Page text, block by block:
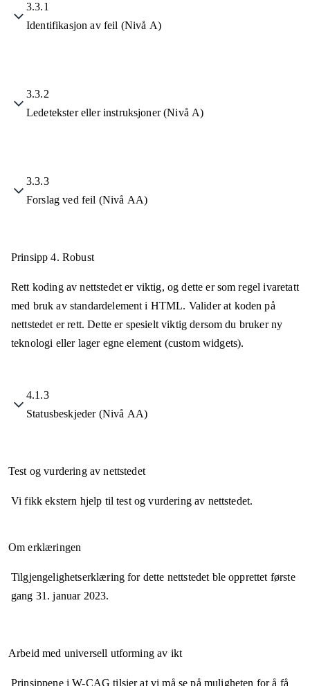
3.3.1
Identifikasjon av feil (Nivå A)
3.3.2
Ledetekster eller instruksjoner (Nivå A)
3.3.3
Forslag ved feil (Nivå AA)
Prinsipp 4. Robust
Rett koding av nettstedet er viktig, og dette er som regel ivaretatt
med bruk av standardelement i HTML. Valider at koden på
nettstedet er rett. Dette er spesielt viktig dersom du bruker ny
teknologi eller lager egne element (custom widgets).
4.1.3
Statusbeskjeder (Nivå AA)
Test og vurdering av nettstedet
Vi fikk ekstern hjelp til test og vurdering av nettstedet.
Om erklæringen
Tilgjengelighetserklæring for dette nettstedet ble opprettet første
gang 31. januar 2023.
Arbeid med universell utforming av ikt
Prinsippene i W-CAG tilsier at vi må se på muligheten for å få